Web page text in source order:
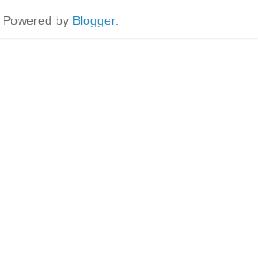
Powered by Blogger.